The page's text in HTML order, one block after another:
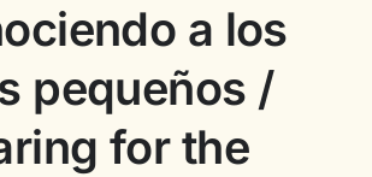
a los
pequeños /
for the